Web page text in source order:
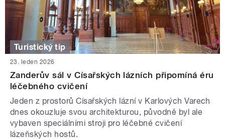
Turistický tip
23. leden 2026
Zanderův sál v Císařských lázních připomíná éru
léčebného cvičení
Jeden z prostorů Císařských lázní v Karlových Varech
dnes okouzluje svou architekturou, původně byl ale
vybaven speciálními stroji pro léčebné cvičení
lázeňských hostů.